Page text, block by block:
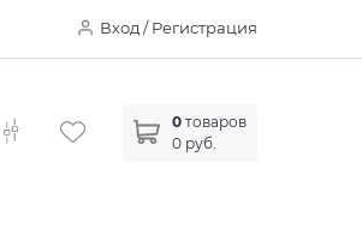
Вход / Регистрация
0 товаров
0 руб.